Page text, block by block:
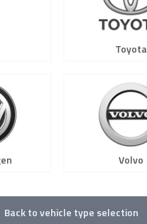
Toyota
Volvo
Back to vehicle type selection